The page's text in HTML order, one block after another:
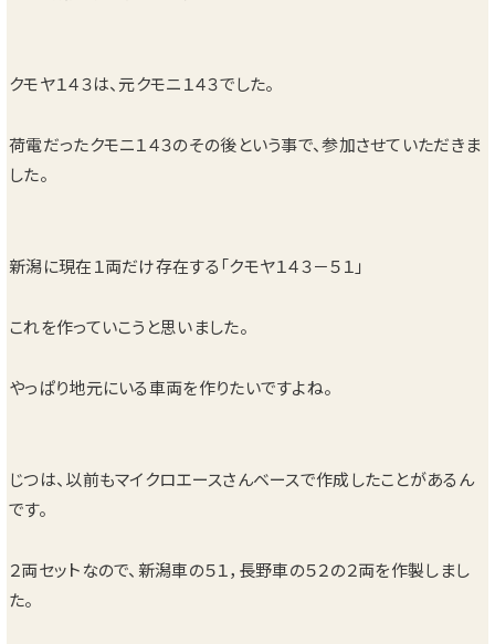
クモヤ１４３は、元クモニ１４３でした。
荷電だったクモニ１４３のその後という事で、参加させていただきま
した。
新潟に現在１両だけ存在する「クモヤ１４３－５１」
これを作っていこうと思いました。
やっぱり地元にいる車両を作りたいですよね。
じつは、以前もマイクロエースさんベースで作成したことがあるん
です。
２両セットなので、新潟車の５１，長野車の５２の２両を作製しまし
た。